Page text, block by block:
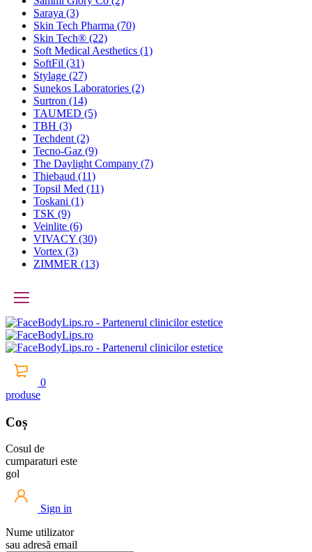
Saraya (3)
Skin Tech Pharma (70)
Skin Tech® (22)
Soft Medical Aesthetics (1)
SoftFil (31)
Stylage (27)
Sunekos Laboratories (2)
Surtron (14)
TAUMED (5)
TBH (3)
Techdent (2)
Tecno-Gaz (9)
The Daylight Company (7)
Thiebaud (11)
Topsil Med (11)
Toskani (1)
TSK (9)
Veinlite (6)
VIVACY (30)
Vortex (3)
ZIMMER (13)
0
produse
Coș
Cosul de
cumparaturi este
gol
Sign in
Nume utilizator
sau adresă email